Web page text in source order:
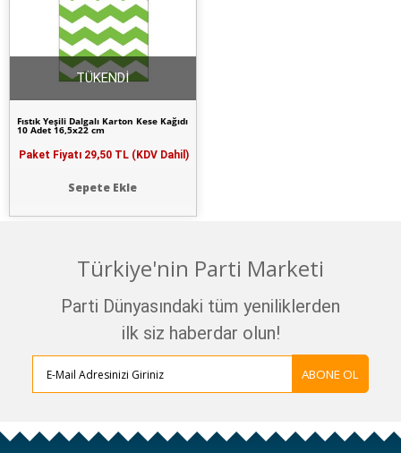
Fıstık Yeşili Dalgalı Karton Kese Kağıdı
10 Adet 16,5x22 cm
Paket Fiyatı 29,50 TL (KDV Dahil)
Sepete Ekle
TÜKENDİ
Türkiye'nin Parti Marketi
Parti Dünyasındaki tüm yeniliklerden
ilk siz haberdar olun!
ABONE OL